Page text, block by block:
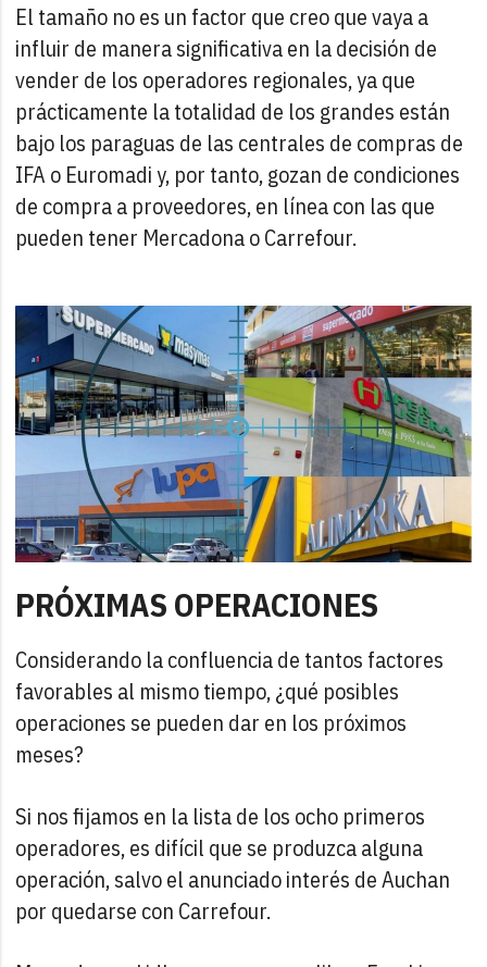
El tamaño no es un factor que creo que vaya a
influir de manera significativa en la decisión de
vender de los operadores regionales, ya que
prácticamente la totalidad de los grandes están
bajo los paraguas de las centrales de compras de
IFA o Euromadi y, por tanto, gozan de condiciones
de compra a proveedores, en línea con las que
pueden tener Mercadona o Carrefour.
PRÓXIMAS OPERACIONES
Considerando la confluencia de tantos factores
favorables al mismo tiempo, ¿qué posibles
operaciones se pueden dar en los próximos
meses?
Si nos fijamos en la lista de los ocho primeros
operadores, es difícil que se produzca alguna
operación, salvo el anunciado interés de Auchan
por quedarse con Carrefour.